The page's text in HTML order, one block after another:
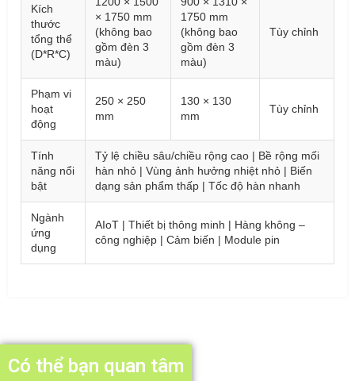
Kích
thước
tổng thể
(D*R*C)
× 1750 mm
(không bao
gồm đèn 3
màu)
1750 mm
(không bao
gồm đèn 3
màu)
Tùy chỉnh
Phạm vi
hoạt
động
250 × 250
mm
130 × 130
mm
Tùy chỉnh
Tính
năng nổi
bật
Tỷ lệ chiều sâu/chiều rộng cao | Bề rộng mối
hàn nhỏ | Vùng ảnh hưởng nhiệt nhỏ | Biến
dạng sản phẩm thấp | Tốc độ hàn nhanh
Ngành
ứng
dụng
AIoT | Thiết bị thông minh | Hàng không –
công nghiệp | Cảm biến | Module pin
Có thể bạn quan tâm